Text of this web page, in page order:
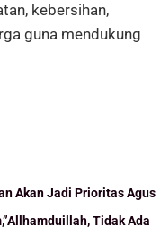
kebersihan,
guna mendukung
Akan Jadi Prioritas Agus
Tidak Ada